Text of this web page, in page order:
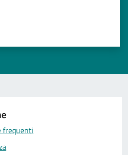
frequenti